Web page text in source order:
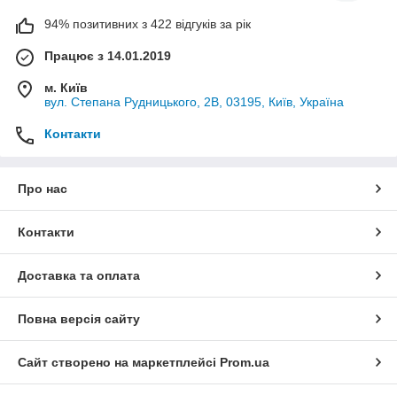
94% позитивних з 422 відгуків за рік
Працює з 14.01.2019
м. Київ
вул. Степана Рудницького, 2В, 03195, Київ, Україна
Контакти
Про нас
Контакти
Доставка та оплата
Повна версія сайту
Сайт створено на маркетплейсі Prom.ua